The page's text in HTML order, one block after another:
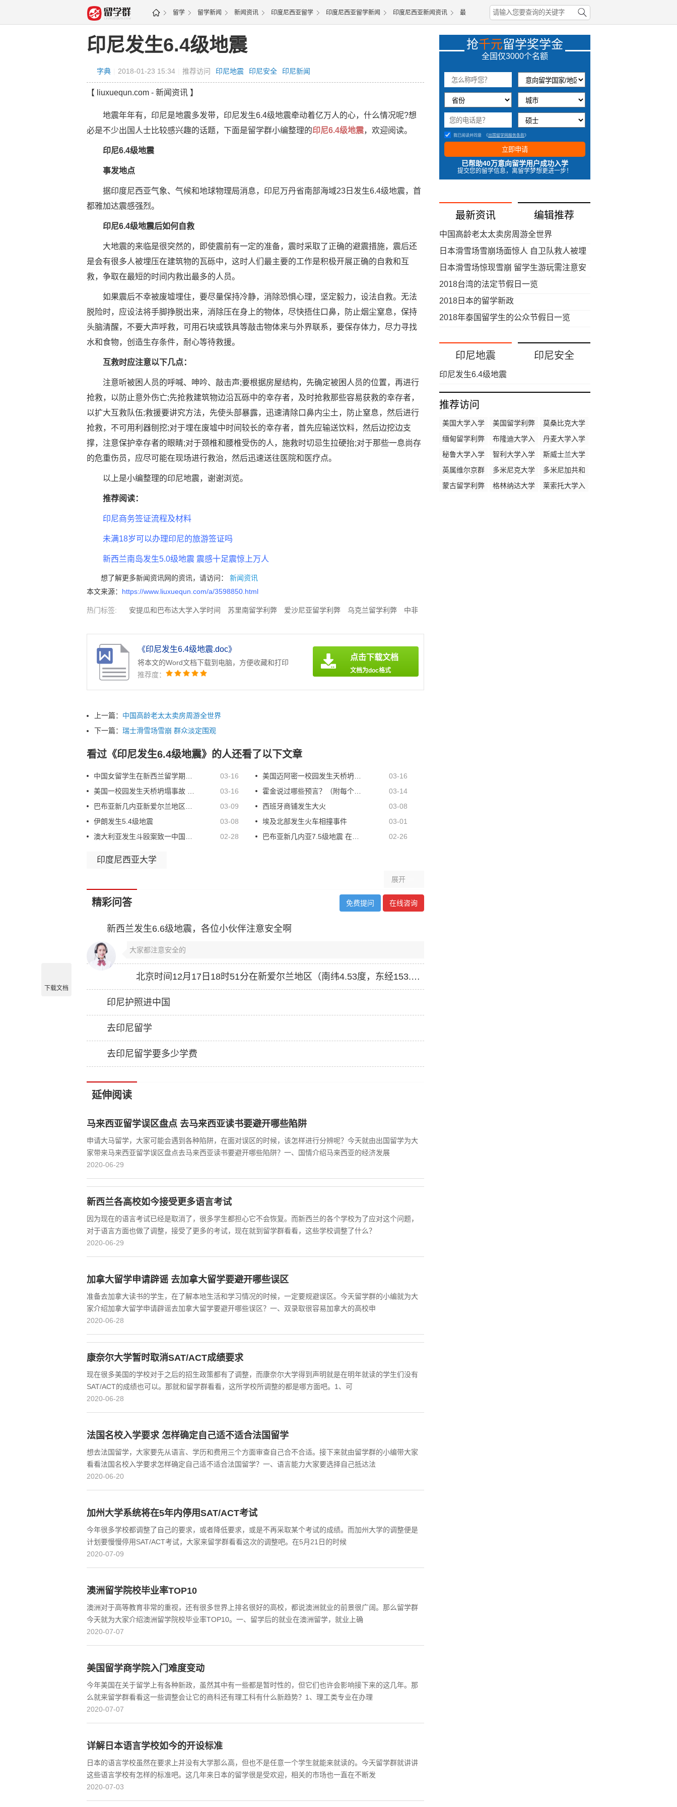
留学 留学新闻 新闻资讯 印度尼西亚留学 印度尼西亚留学新闻 印度尼西亚新闻资讯 最
印尼发生6.4级地震
字典 2018-01-23 15:34 推荐访问 印尼地震 印尼安全 印尼新闻
【 liuxuequn.com - 新闻资讯 】
地震年年有，印尼是地震多发带，印尼发生6.4级地震牵动着亿万人的心，什么情况呢?想
必是不少出国人士比较感兴趣的话题，下面是留学群小编整理的印尼6.4级地震，欢迎阅读。
印尼6.4级地震
事发地点
据印度尼西亚气象、气候和地球物理局消息，印尼万丹省南部海域23日发生6.4级地震，首
都雅加达震感强烈。
印尼6.4级地震后如何自救
大地震的来临是很突然的，即使震前有一定的准备，震时采取了正确的避震措施，震后还
是会有很多人被埋压在建筑物的瓦砾中，这时人们最主要的工作是积极开展正确的自救和互
救，争取在最短的时间内救出最多的人员。
如果震后不幸被废墟埋住，要尽量保持冷静，消除恐惧心理，坚定毅力，设法自救。无法
脱险时，应设法将手脚挣脱出来，消除压在身上的物体，尽快捂住口鼻，防止烟尘窒息，保持
头脑清醒，不要大声呼救，可用石块或铁具等敲击物体来与外界联系，要保存体力，尽力寻找
水和食物，创造生存条件，耐心等待救援。
互救时应注意以下几点：
注意听被困人员的呼喊、呻吟、敲击声;要根据房屋结构，先确定被困人员的位置，再进行
抢救，以防止意外伤亡;先抢救建筑物边沿瓦砾中的幸存者，及时抢救那些容易获救的幸存者，
以扩大互救队伍;救援要讲究方法，先使头部暴露，迅速清除口鼻内尘土，防止窒息，然后进行
抢救，不可用利器刨挖;对于埋在废墟中时间较长的幸存者，首先应输送饮料，然后边挖边支
撑，注意保护幸存者的眼睛;对于颈椎和腰椎受伤的人，施救时切忌生拉硬抬;对于那些一息尚存
的危重伤员，应尽可能在现场进行救治，然后迅速送往医院和医疗点。
以上是小编整理的印尼地震，谢谢浏览。
推荐阅读：
印尼商务签证流程及材料
未满18岁可以办理印尼的旅游签证吗
新西兰南岛发生5.0级地震 震感十足震惊上万人
想了解更多新闻资讯网的资讯，请访问： 新闻资讯
本文来源： https://www.liuxuequn.com/a/3598850.html
热门标签: 安提瓜和巴布达大学入学时间 苏里南留学利弊 爱沙尼亚留学利弊 乌克兰留学利弊
中非
《印尼发生6.4级地震.doc》
将本文的Word文档下载到电脑，方便收藏和打印
推荐度：
点击下载文档
文档为doc格式
上一篇： 中国高龄老太太卖房周游全世界
下一篇： 瑞士滑雪场雪崩 群众淡定围观
看过《印尼发生6.4级地震》的人还看了以下文章
03-16
03-16
03-16
03-14
03-09 西班牙商铺发生大火
03-08
伊朗发生5.4级地震
03-08 埃及北部发生火车相撞事件
03-01
02-28 02-26
印度尼西亚大学
展开
精彩问答 免费提问 在线咨询
新西兰发生6.6级地震，各位小伙伴注意安全啊
大家都注意安全的
北京时间12月17日18时51分在新爱尔兰地区（南纬4.53度，东经153.47度）发生7.9级地震，震源深度110千米。太平洋海啸预警中心17日宣布，巴布亚新几内亚当日发生的地震可能引发大范围海啸。
印尼护照进中国
去印尼留学
去印尼留学要多少学费
延伸阅读
马来西亚留学误区盘点 去马来西亚读书要避开哪些陷阱
申请大马留学，大家可能会遇到各种陷阱，在面对误区的时候，该怎样进行分辨呢？今天就由出国留学为大
家带来马来西亚留学误区盘点去马来西亚读书要避开哪些陷阱？一、国情介绍马来西亚的经济发展
2020-06-29
新西兰各高校如今接受更多语言考试
因为现在的语言考试已经是取消了，很多学生都担心它不会恢复。而新西兰的各个学校为了应对这个问题，
对于语言方面也做了调整，接受了更多的考试，现在就到留学群看看，这些学校调整了什么？
2020-06-29
加拿大留学申请辟谣 去加拿大留学要避开哪些误区
准备去加拿大读书的学生，在了解本地生活和学习情况的时候，一定要规避误区。今天留学群的小编就为大
家介绍加拿大留学申请辟谣去加拿大留学要避开哪些误区？一、双录取很容易加拿大的高校申
2020-06-28
康奈尔大学暂时取消SAT/ACT成绩要求
现在很多美国的学校对于之后的招生政策都有了调整，而康奈尔大学得到声明就是在明年就读的学生们没有
SAT/ACT的成绩也可以。那就和留学群看看，这所学校所调整的都是哪方面吧。1、可
2020-06-28
法国名校入学要求 怎样确定自己适不适合法国留学
想去法国留学，大家要先从语言、学历和费用三个方面审查自己合不合适。接下来就由留学群的小编带大家
看看法国名校入学要求怎样确定自己适不适合法国留学？一、语言能力大家要选择自己抵达法
2020-06-20
加州大学系统将在5年内停用SAT/ACT考试
今年很多学校都调整了自己的要求，或者降低要求，或是不再采取某个考试的成绩。而加州大学的调整便是
计划要慢慢停用SAT/ACT考试，大家来留学群看看这次的调整吧。在5月21日的时候
2020-07-09
澳洲留学院校毕业率TOP10
澳洲对于高等教育非常的重视，还有很多世界上排名很好的高校，都说澳洲就业的前景很广阔。那么留学群
今天就为大家介绍澳洲留学院校毕业率TOP10。一、留学后的就业在澳洲留学，就业上确
2020-07-07
美国留学商学院入门难度变动
今年美国在关于留学上有各种新政，虽然其中有一些都是暂时性的，但它们也许会影响接下来的这几年。那
么就来留学群看看这一些调整会让它的商科还有理工科有什么新趋势？1、理工类专业在办理
2020-07-07
详解日本语言学校如今的开设标准
日本的语言学校虽然在要求上并没有大学那么高，但也不是任意一个学生就能来就读的。今天留学群就讲讲
这些语言学校有怎样的标准吧。这几年来日本的留学很是受欢迎，相关的市场也一直在不断发
2020-07-03
抢千元留学奖学金
全国仅3000个名额
2小时前四川易同学成功获取奖学金
2小时前湖南方同学成功获取奖学金
37分钟前黑龙江谢同学成功获取奖学金
我已阅读并同意 《出国留学网服务条款》
立即申请
已帮助40万意向留学用户成功入学
提交您的留学信息，离留学梦想更进一步！
最新资讯 编辑推荐
中国高龄老太太卖房周游全世界
日本滑雪场雪崩场面惊人 自卫队救人被埋
日本滑雪场惊现雪崩 留学生游玩需注意安
全
2018台湾的法定节假日一览
2018日本的留学新政
2018年泰国留学生的公众节假日一览
印尼地震 印尼安全
印尼发生6.4级地震
推荐访问
美国大学入学
时间
美国留学利弊
莫桑比克大学
入学时间
缅甸留学利弊
布隆迪大学入
学时间
丹麦大学入学
时间
秘鲁大学入学
时间
智利大学入学
时间
斯威士兰大学
入学时间
英属维尔京群
岛大学入学时
多米尼克大学
入学时间
多米尼加共和
国留学利弊
蒙古留学利弊
格林纳达大学
莱索托大学入
下载文档